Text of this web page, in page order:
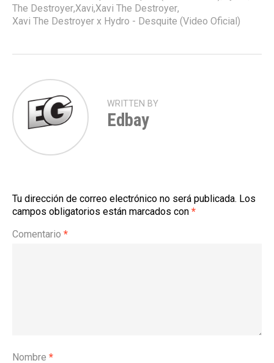
The Destroyer,Xavi,Xavi The Destroyer,
Xavi The Destroyer x Hydro - Desquite (Video Oficial)
WRITTEN BY
Edbay
Tu dirección de correo electrónico no será publicada. Los
campos obligatorios están marcados con *
Comentario *
Nombre *